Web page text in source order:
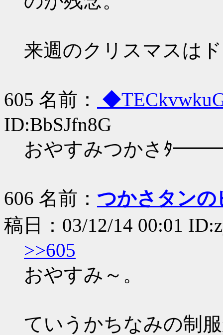
来週のクリスマスは
605 名前：
ID:BbSJfn8G
おやすみつかさﾀ
606 名前： つかさタンの
稿日：03/12/14 00:01
>>605
おやすみ～。
ていうかちなみの制